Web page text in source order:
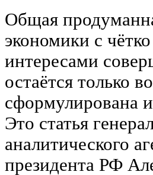
Общая
экономики с
интересами
остаётся только
сформулирована
Это статья
аналитического
президента РФ